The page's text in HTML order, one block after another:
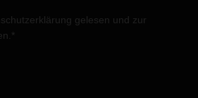
gelesen und zur